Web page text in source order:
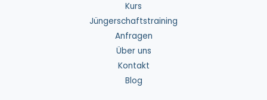
Kurs
Jüngerschaftstraining
Anfragen
Über uns
Kontakt
Blog